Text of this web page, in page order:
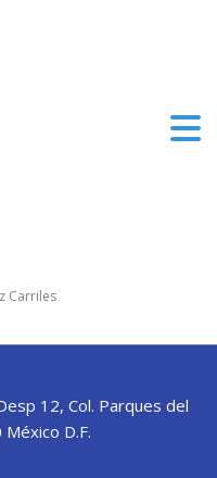
Carriles
12, Col. Parques del
D.F.